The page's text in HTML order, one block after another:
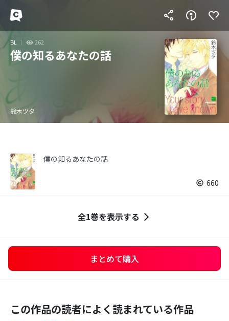
BL 262
僕の知るあなたの話
鈴木ツタ
僕の知るあなたの話
660
全1巻を表示する
まとめて購入
この作品の読者によく読まれている作品